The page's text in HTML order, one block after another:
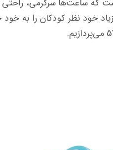
است و با جذابیت زیاد خود نظر